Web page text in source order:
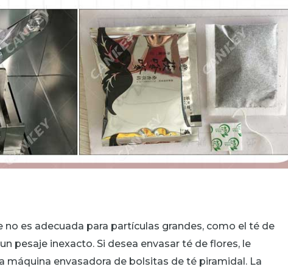
no es adecuada para partículas grandes, como el té de
pesaje inexacto. Si desea envasar té de flores, le
máquina envasadora de bolsitas de té piramidal. La